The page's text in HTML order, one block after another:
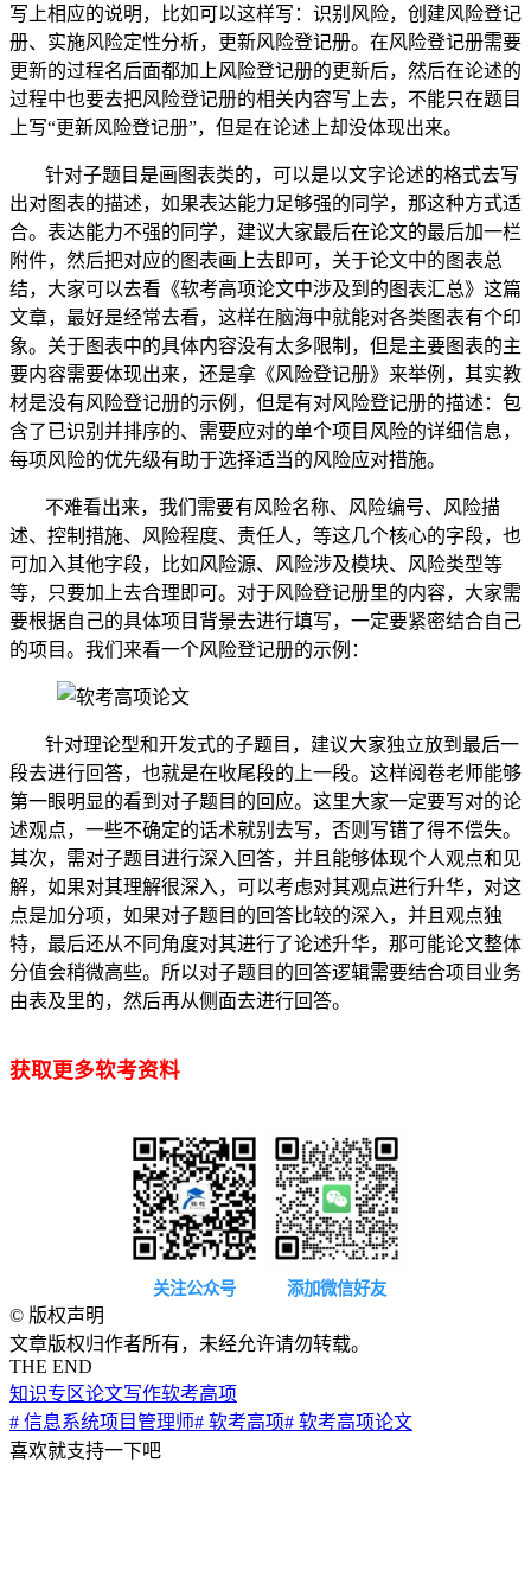
写上相应的说明，比如可以这样写：识别风险，创建风险登记
册、实施风险定性分析，更新风险登记册。在风险登记册需要
更新的过程名后面都加上风险登记册的更新后，然后在论述的
过程中也要去把风险登记册的相关内容写上去，不能只在题目
上写“更新风险登记册”，但是在论述上却没体现出来。
针对子题目是画图表类的，可以是以文字论述的格式去写
出对图表的描述，如果表达能力足够强的同学，那这种方式适
合。表达能力不强的同学，建议大家最后在论文的最后加一栏
附件，然后把对应的图表画上去即可，关于论文中的图表总
结，大家可以去看《软考高项论文中涉及到的图表汇总》这篇
文章，最好是经常去看，这样在脑海中就能对各类图表有个印
象。关于图表中的具体内容没有太多限制，但是主要图表的主
要内容需要体现出来，还是拿《风险登记册》来举例，其实教
材是没有风险登记册的示例，但是有对风险登记册的描述：包
含了已识别并排序的、需要应对的单个项目风险的详细信息，
每项风险的优先级有助于选择适当的风险应对措施。
不难看出来，我们需要有风险名称、风险编号、风险描
述、控制措施、风险程度、责任人，等这几个核心的字段，也
可加入其他字段，比如风险源、风险涉及模块、风险类型等
等，只要加上去合理即可。对于风险登记册里的内容，大家需
要根据自己的具体项目背景去进行填写，一定要紧密结合自己
的项目。我们来看一个风险登记册的示例：
针对理论型和开发式的子题目，建议大家独立放到最后一
段去进行回答，也就是在收尾段的上一段。这样阅卷老师能够
第一眼明显的看到对子题目的回应。这里大家一定要写对的论
述观点，一些不确定的话术就别去写，否则写错了得不偿失。
其次，需对子题目进行深入回答，并且能够体现个人观点和见
解，如果对其理解很深入，可以考虑对其观点进行升华，对这
点是加分项，如果对子题目的回答比较的深入，并且观点独
特，最后还从不同角度对其进行了论述升华，那可能论文整体
分值会稍微高些。所以对子题目的回答逻辑需要结合项目业务
由表及里的，然后再从侧面去进行回答。
获取更多软考资料
关注公众号 添加微信好友
© 版权声明
文章版权归作者所有，未经允许请勿转载。
THE END
知识专区论文写作软考高项
# 信息系统项目管理师# 软考高项# 软考高项论文
喜欢就支持一下吧